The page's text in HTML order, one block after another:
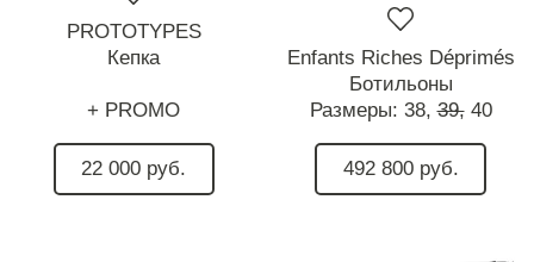
PROTOTYPES
Кепка
+ PROMO
22 000 руб.
Enfants Riches Déprimés
Ботильоны
Размеры: 38, 39, 40
492 800 руб.